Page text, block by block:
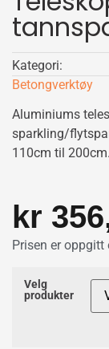
Kategori:
Betongverktøy
Aluminiums
sparkling/
110cm til 200cm.
kr
Prisen er oppgitt
Velg
produkter